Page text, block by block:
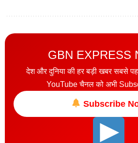
GBN EXPRESS
देश और दुनिया की हर बड़ी खबर सबसे
YouTube चैनल को अभी
Subscribe